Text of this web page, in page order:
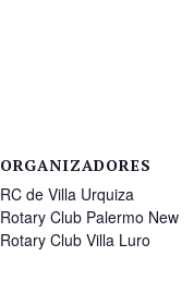
ORGANIZADORES
RC de Villa Urquiza
Rotary Club Palermo New
Rotary Club Villa Luro